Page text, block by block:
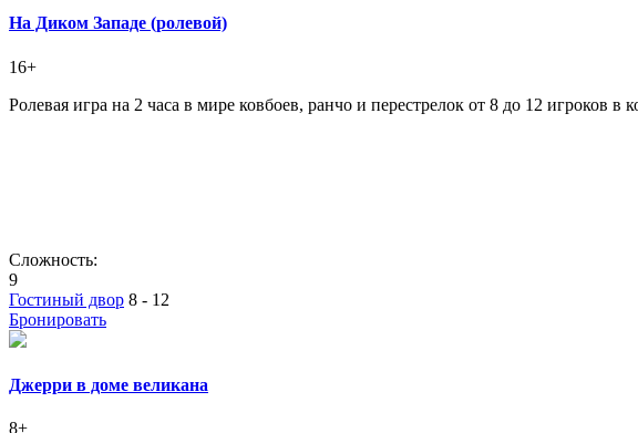
На Диком Западе (ролевой)
16+
Ролевая игра на 2 часа в мире ковбоев, ранчо и перестрелок от 8 до 12 игроков в
Сложность:
9
Гостиный двор 8 - 12
Бронировать
Джерри в доме великана
8+